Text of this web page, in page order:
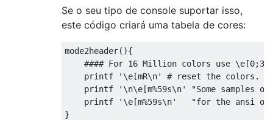
Se o seu tipo de console suportar isso,
este código criará uma tabela de cores:
mode2header(){
#### For 16 Million colors use
    printf
'\e[mR\n'
# reset the colors.
    printf
'\n\e[m%59s\n'
"Some samples
    printf
'\e[m%59s\n'
"for the ansi
}